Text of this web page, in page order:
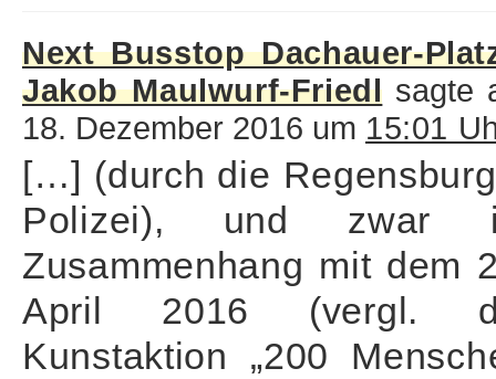
Next Busstop Dachauer-
Jakob Maulwurf-Friedl sagte
18. Dezember 2016 um 15:01
[…] (durch die
Polizei), und zwar
Zusammenhang mit dem
April 2016 (vergl.
Kunstaktion „200